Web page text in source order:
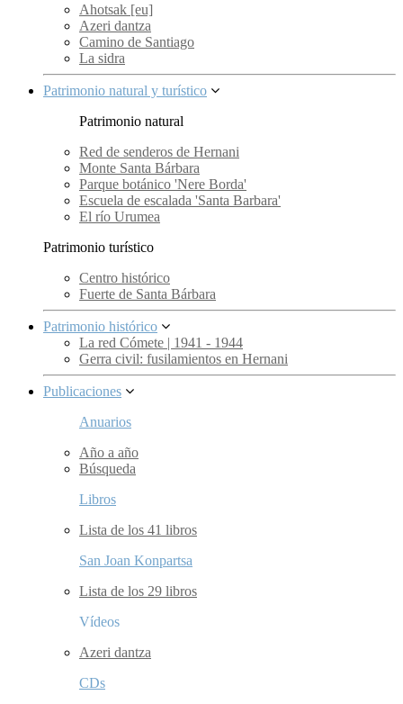
Ahotsak [eu]
Azeri dantza
Camino de Santiago
La sidra
Patrimonio natural y turístico
Patrimonio natural
Red de senderos de Hernani
Monte Santa Bárbara
Parque botánico 'Nere Borda'
Escuela de escalada 'Santa Barbara'
El río Urumea
Patrimonio turístico
Centro histórico
Fuerte de Santa Bárbara
Patrimonio histórico
La red Cómete | 1941 - 1944
Gerra civil: fusilamientos en Hernani
Publicaciones
Anuarios
Año a año
Búsqueda
Libros
Lista de los 41 libros
San Joan Konpartsa
Lista de los 29 libros
Vídeos
Azeri dantza
CDs